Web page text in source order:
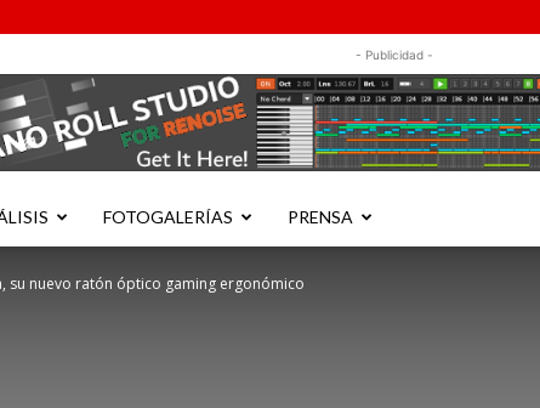
- Publicidad -
FOTOGALERÍAS PRENSA
su nuevo ratón óptico gaming ergonómico